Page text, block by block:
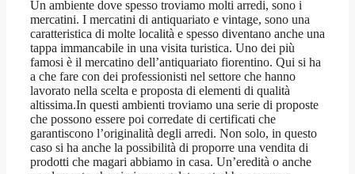
Un ambiente dove spesso troviamo molti arredi, sono i
mercatini. I mercatini di antiquariato e vintage, sono una
caratteristica di molte località e spesso diventano anche una
tappa immancabile in una visita turistica. Uno dei più
famosi è il mercatino dell’antiquariato fiorentino. Qui si ha
a che fare con dei professionisti nel settore che hanno
lavorato nella scelta e proposta di elementi di qualità
altissima.In questi ambienti troviamo una serie di proposte
che possono essere poi corredate di certificati che
garantiscono l’originalità degli arredi. Non solo, in questo
caso si ha anche la possibilità di proporre una vendita di
prodotti che magari abbiamo in casa. Un’eredità o anche